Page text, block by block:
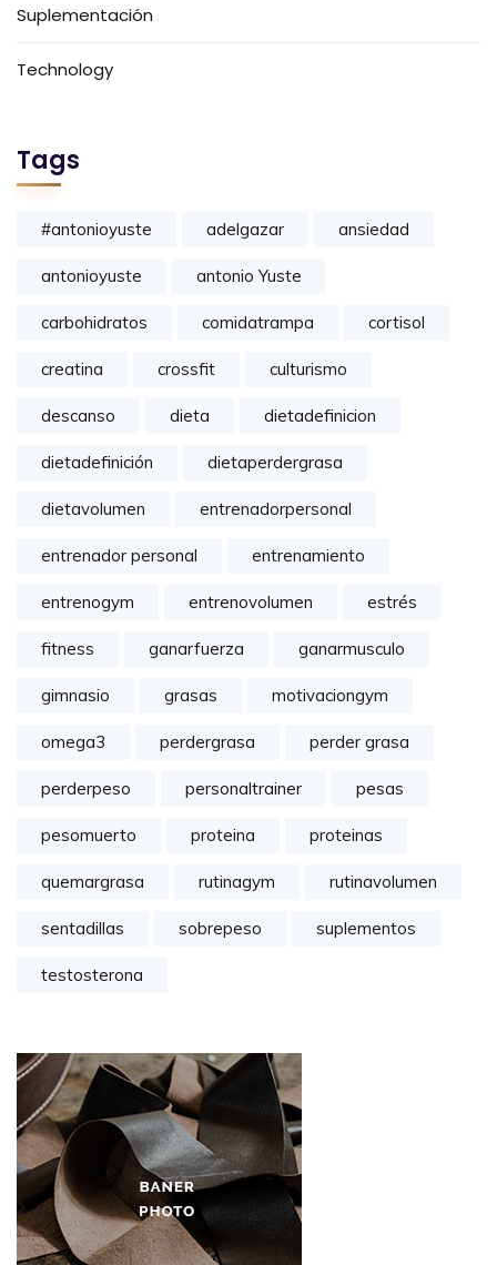
Suplementación
Technology
Tags
#antonioyuste adelgazar ansiedad
antonioyuste antonio Yuste
carbohidratos comidatrampa cortisol
creatina crossfit culturismo
descanso dieta dietadefinicion
dietadefinición dietaperdergrasa
dietavolumen entrenadorpersonal
entrenador personal entrenamiento
entrenogym entrenovolumen estrés
fitness ganarfuerza ganarmusculo
gimnasio grasas motivaciongym
omega3 perdergrasa perder grasa
perderpeso personaltrainer pesas
pesomuerto proteina proteinas
quemargrasa rutinagym rutinavolumen
sentadillas sobrepeso suplementos
testosterona